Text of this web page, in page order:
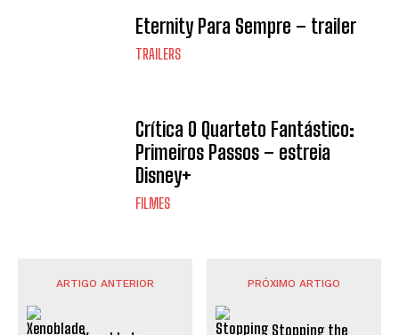
Eternity Para Sempre – trailer
TRAILERS
Crítica O Quarteto Fantástico:
Primeiros Passos – estreia
Disney+
FILMES
ARTIGO ANTERIOR PRÓXIMO ARTIGO
Stopping the